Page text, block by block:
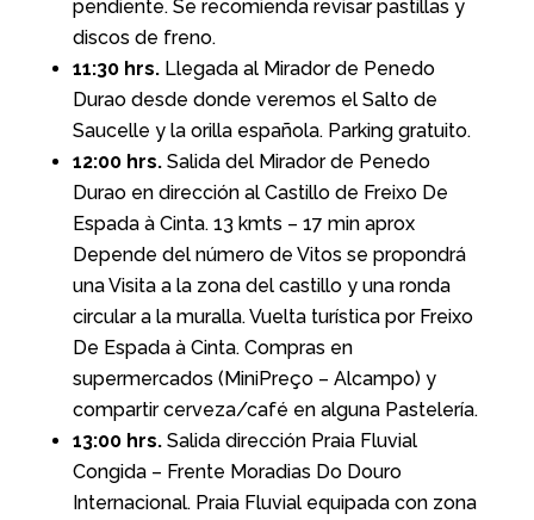
pendiente. Se recomienda revisar pastillas y
discos de freno.
11:30 hrs.Llegada al Mirador de Penedo
Durao desde donde veremos el Salto de
Saucelle y la orilla española. Parking gratuito.
12:00 hrs.Salida del Mirador de Penedo
Durao en dirección al Castillo de Freixo De
Espada à Cinta. 13 kmts – 17 min aprox
Depende del número de Vitos se propondrá
una Visita a la zona del castillo y una ronda
circular a la muralla. Vuelta turística por Freixo
De Espada à Cinta. Compras en
supermercados (MiniPreço – Alcampo) y
compartir cerveza/café en alguna Pastelería.
13:00 hrs.Salida dirección Praia Fluvial
Congida – Frente Moradias Do Douro
Internacional. Praia Fluvial equipada con zona